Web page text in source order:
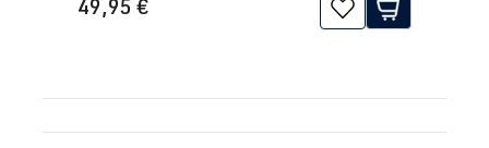
49,95 €